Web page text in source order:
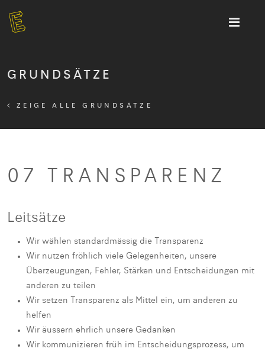
GRUNDSÄTZE
ZEIGE ALLE GRUNDSÄTZE
07 TRANSPARENZ
Leitsätze
Wir wählen standardmässig die Transparenz
Wir nutzen fröhlich viele Gelegenheiten, unsere
Überzeugungen, Fehler, Stärken und Entscheidungen mit
anderen zu teilen
Wir setzen Transparenz als Mittel ein, um anderen zu
helfen
Wir äussern ehrlich unsere Gedanken
Wir kommunizieren früh im Entscheidungsprozess, um